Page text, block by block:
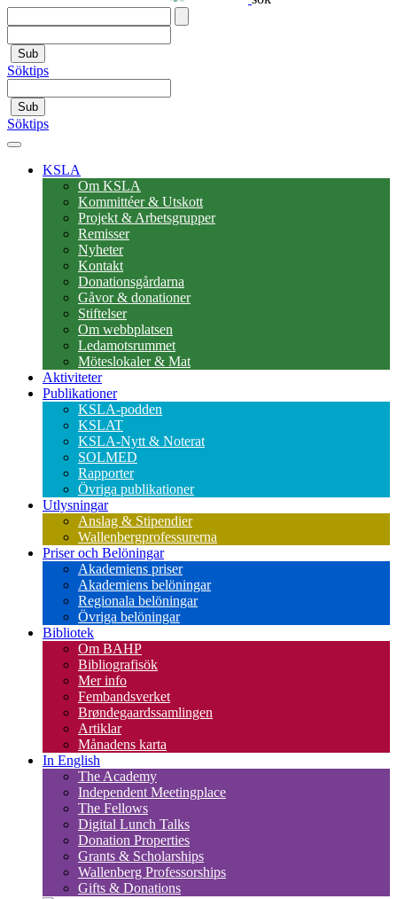
Sub
Söktips
Sub
Söktips
KSLA
Om KSLA
Kommittéer & Utskott
Projekt & Arbetsgrupper
Remisser
Nyheter
Kontakt
Donationsgårdarna
Gåvor & donationer
Stiftelser
Om webbplatsen
Ledamotsrummet
Möteslokaler & Mat
Aktiviteter
Publikationer
KSLA-podden
KSLAT
KSLA-Nytt & Noterat
SOLMED
Rapporter
Övriga publikationer
Utlysningar
Anslag & Stipendier
Wallenbergprofessurerna
Priser och Belöningar
Akademiens priser
Akademiens belöningar
Regionala belöningar
Övriga belöningar
Bibliotek
Om BAHP
Bibliografisök
Mer info
Fembandsverket
Brøndegaardssamlingen
Artiklar
Månadens karta
In English
The Academy
Independent Meetingplace
The Fellows
Digital Lunch Talks
Donation Properties
Grants & Scholarships
Wallenberg Professorships
Gifts & Donations